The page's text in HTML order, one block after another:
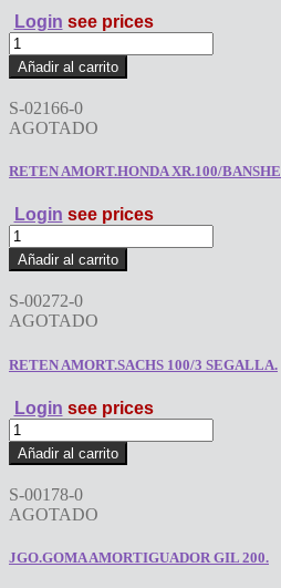
Login see prices
RETEN
AMORT.TRASERO
HONDA
CR.125
CR
cantidad
Añadir al carrito
S-02166-0
AGOTADO
RETEN AMORT.HONDA XR.100/BANSHE
Login see prices
RETEN
AMORT.HONDA
XR.100/BANSHE
cantidad
Añadir al carrito
S-00272-0
AGOTADO
RETEN AMORT.SACHS 100/3 SEGALLA.
Login see prices
RETEN
AMORT.SACHS
100/3
SEGALLA.
cantidad
Añadir al carrito
S-00178-0
AGOTADO
JGO.GOMA AMORTIGUADOR GIL 200.